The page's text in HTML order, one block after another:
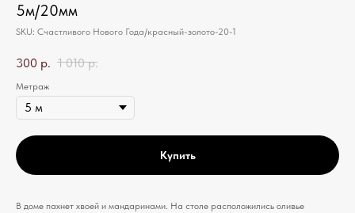
5м/20мм
SKU: Счастливого Нового Года/красный-золото-20-1
300 р. 1 010 р.
Метраж
Купить
В доме пахнет хвоей и мандаринами. На столе расположились оливье